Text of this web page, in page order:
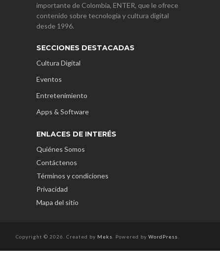
importante de Colombia, ENTER, que le ofrece
contenido sobre tecnología y cultura digital
desde 1996.
SECCIONES DESTACADAS
Cultura Digital
Eventos
Entretenimiento
Apps & Software
ENLACES DE INTERÉS
Quiénes Somos
Contáctenos
Términos y condiciones
Privacidad
Mapa del sitio
Copyright © 2026. Created by Meks . Powered by WordPress